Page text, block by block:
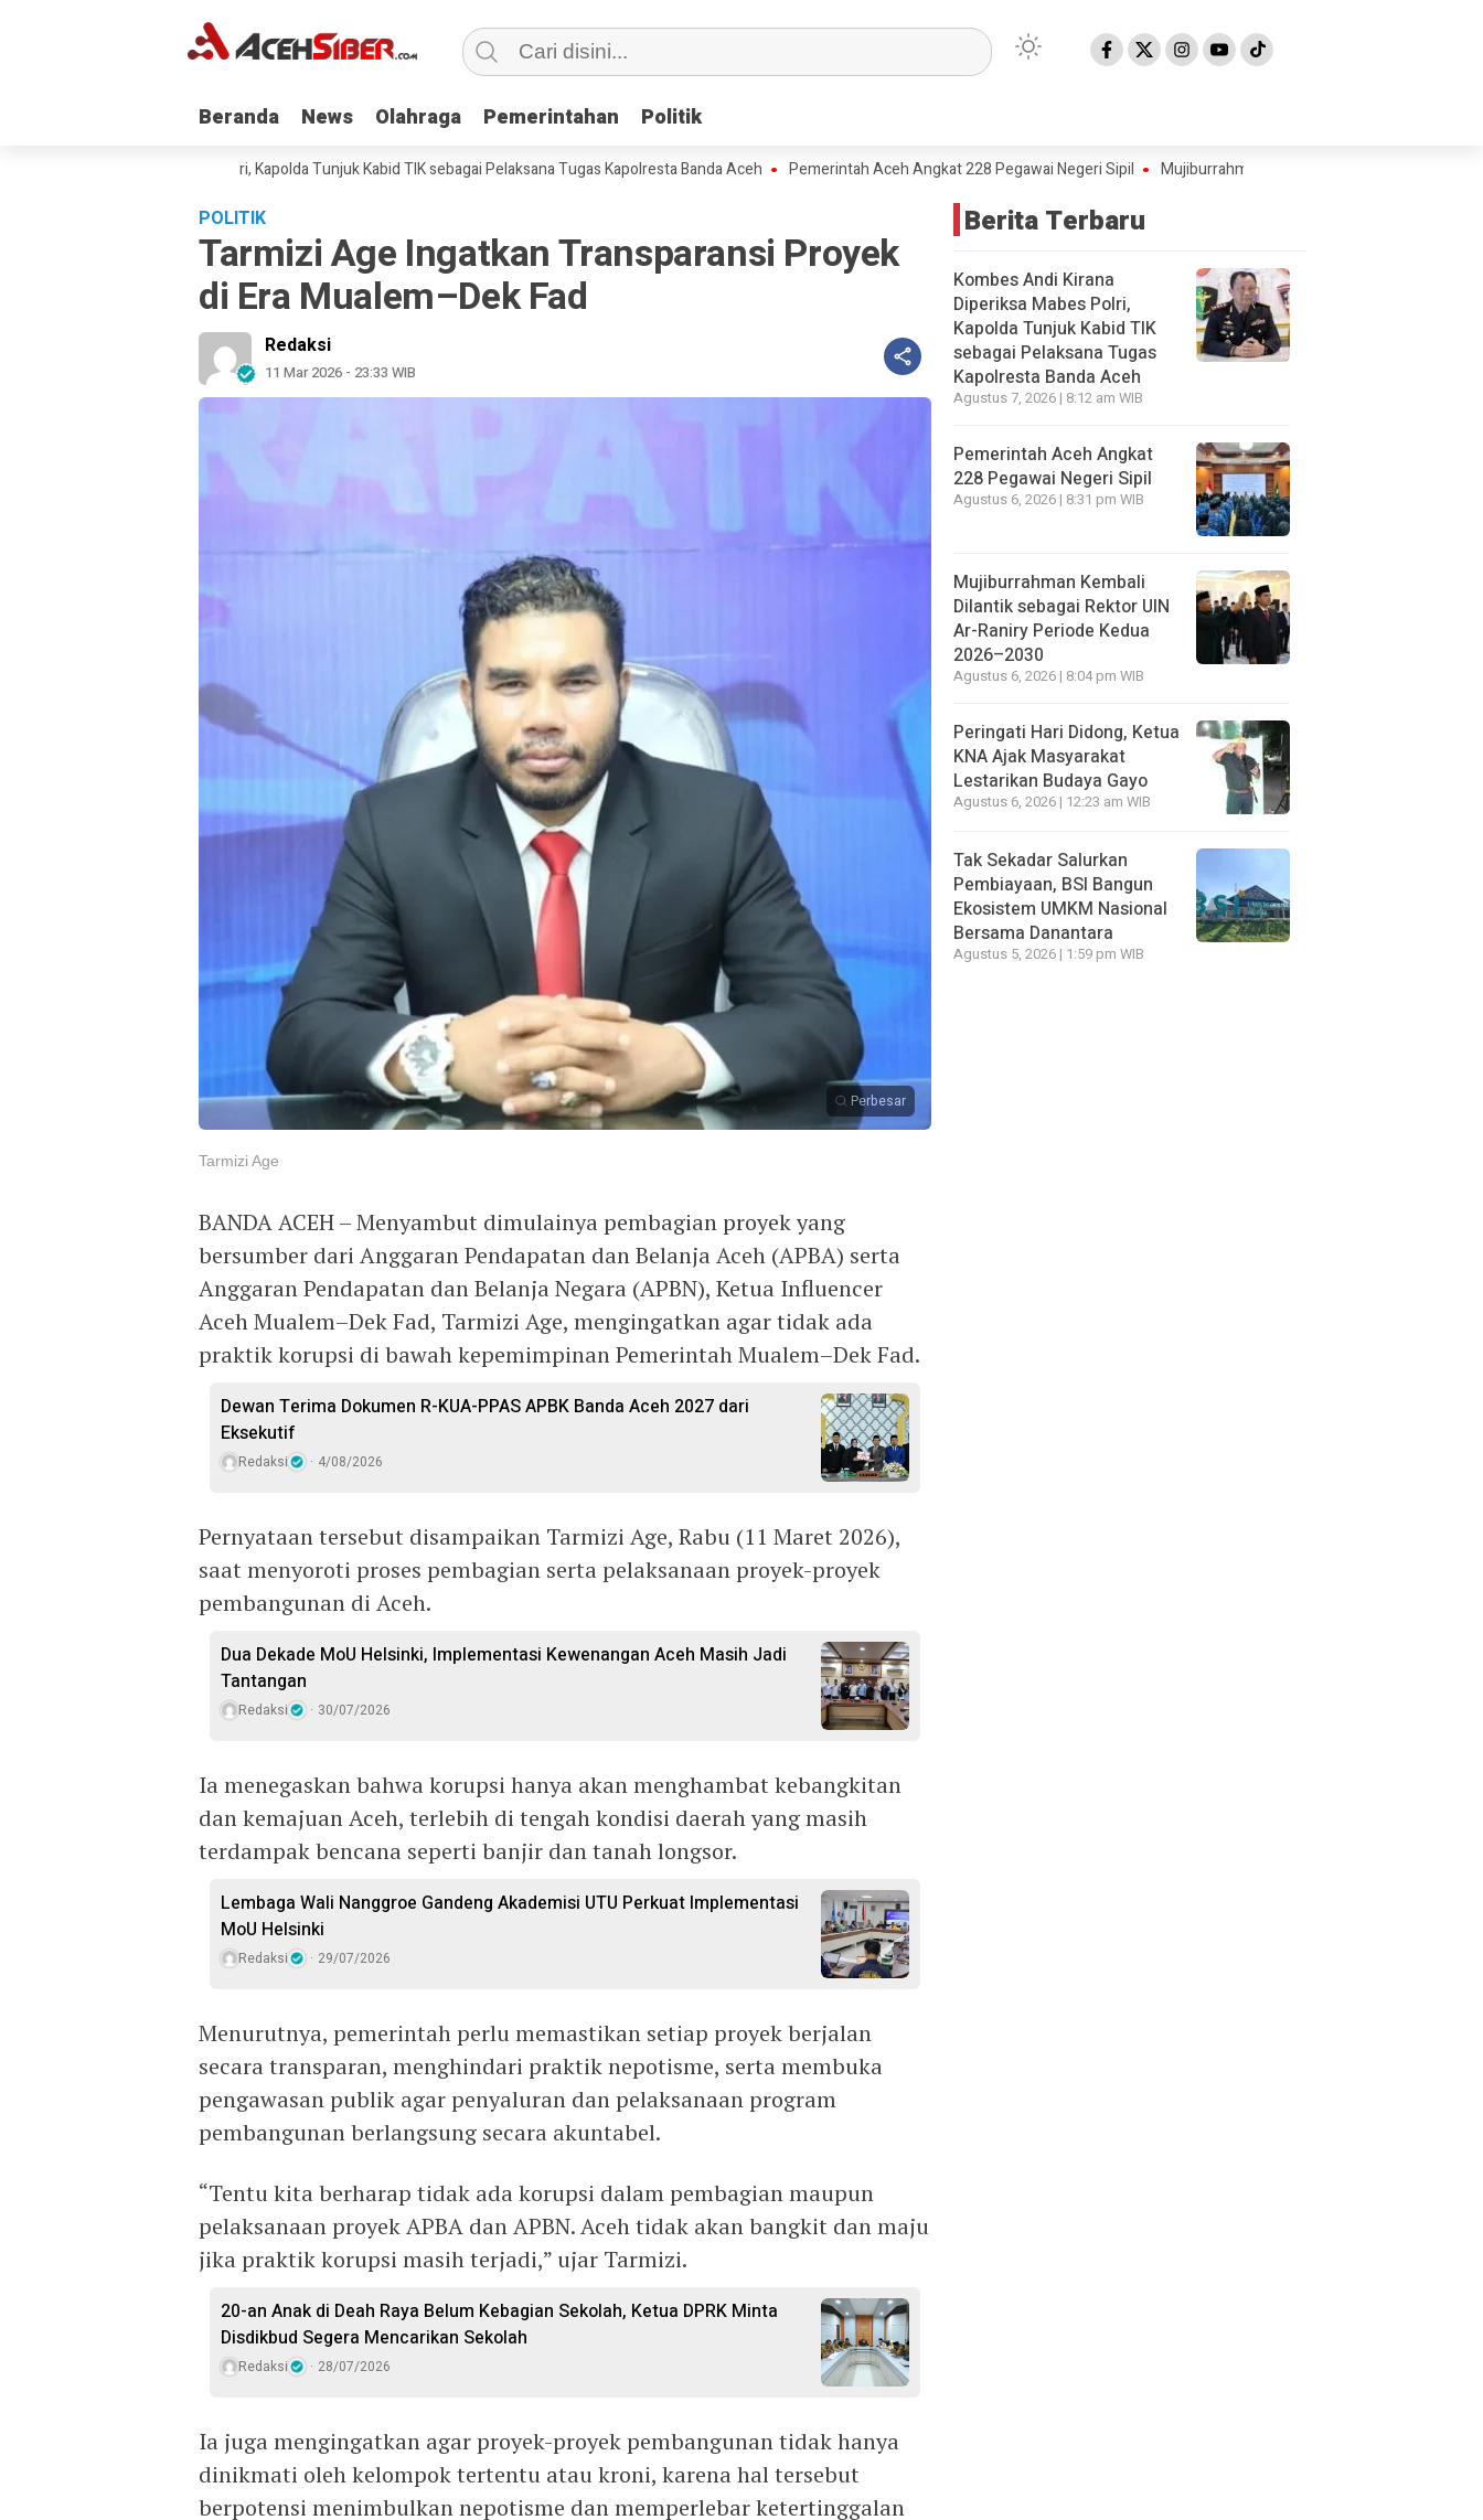
Beranda News Olahraga Pemerintahan Politik
Beranda News Olahraga Pemerintahan Politik
Diperiksa Mabes Polri, Kapolda Tunjuk Kabid TIK sebagai Pelaksana Tugas Kapolresta Banda Aceh Pemerintah Aceh Angkat 228 Pegawai Negeri Sipil Mujiburrahman Kembali Dilantik sebagai Rektor UIN Ar-
POLITIK
Tarmizi Age Ingatkan Transparansi Proyek
di Era Mualem–Dek Fad
Redaksi
11 Mar 2026 - 23:33 WIB
Perbesar
Tarmizi Age
BANDA ACEH – Menyambut dimulainya pembagian proyek yang
bersumber dari Anggaran Pendapatan dan Belanja Aceh (APBA) serta
Anggaran Pendapatan dan Belanja Negara (APBN), Ketua Influencer
Aceh Mualem–Dek Fad, Tarmizi Age, mengingatkan agar tidak ada
praktik korupsi di bawah kepemimpinan Pemerintah Mualem–Dek Fad.
Dewan Terima Dokumen R-KUA-PPAS APBK Banda Aceh 2027 dari
Eksekutif
Redaksi 4/08/2026
Pernyataan tersebut disampaikan Tarmizi Age, Rabu (11 Maret 2026),
saat menyoroti proses pembagian serta pelaksanaan proyek-proyek
pembangunan di Aceh.
Dua Dekade MoU Helsinki, Implementasi Kewenangan Aceh Masih Jadi
Tantangan
Redaksi 30/07/2026
Ia menegaskan bahwa korupsi hanya akan menghambat kebangkitan
dan kemajuan Aceh, terlebih di tengah kondisi daerah yang masih
terdampak bencana seperti banjir dan tanah longsor.
Lembaga Wali Nanggroe Gandeng Akademisi UTU Perkuat Implementasi
MoU Helsinki
Redaksi 29/07/2026
Menurutnya, pemerintah perlu memastikan setiap proyek berjalan
secara transparan, menghindari praktik nepotisme, serta membuka
pengawasan publik agar penyaluran dan pelaksanaan program
pembangunan berlangsung secara akuntabel.
“Tentu kita berharap tidak ada korupsi dalam pembagian maupun
pelaksanaan proyek APBA dan APBN. Aceh tidak akan bangkit dan maju
jika praktik korupsi masih terjadi,” ujar Tarmizi.
20-an Anak di Deah Raya Belum Kebagian Sekolah, Ketua DPRK Minta
Disdikbud Segera Mencarikan Sekolah
Redaksi 28/07/2026
Ia juga mengingatkan agar proyek-proyek pembangunan tidak hanya
dinikmati oleh kelompok tertentu atau kroni, karena hal tersebut
berpotensi menimbulkan nepotisme dan memperlebar ketertinggalan
Berita Terbaru
Kombes Andi Kirana
Diperiksa Mabes Polri,
Kapolda Tunjuk Kabid TIK
sebagai Pelaksana Tugas
Kapolresta Banda Aceh
Agustus 7, 2026 | 8:12 am WIB
Pemerintah Aceh Angkat
228 Pegawai Negeri Sipil
Agustus 6, 2026 | 8:31 pm WIB
Mujiburrahman Kembali
Dilantik sebagai Rektor UIN
Ar-Raniry Periode Kedua
2026–2030
Agustus 6, 2026 | 8:04 pm WIB
Peringati Hari Didong, Ketua
KNA Ajak Masyarakat
Lestarikan Budaya Gayo
Agustus 6, 2026 | 12:23 am WIB
Tak Sekadar Salurkan
Pembiayaan, BSI Bangun
Ekosistem UMKM Nasional
Bersama Danantara
Agustus 5, 2026 | 1:59 pm WIB